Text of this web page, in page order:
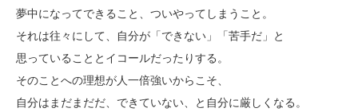
夢中になってできること、ついやってしまうこと。
それは往々にして、自分が「できない」「苦手だ」と
思っていることとイコールだったりする。
そのことへの理想が人一倍強いからこそ、
自分はまだまだだ、できていない、と自分に厳しくなる。